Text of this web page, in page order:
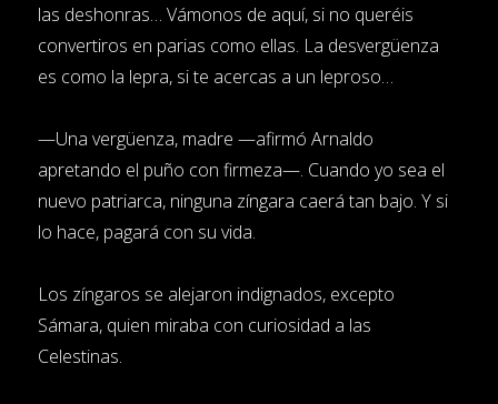
las deshonras… Vámonos de aquí, si no queréis
convertiros en parias como ellas. La desvergüenza
es como la lepra, si te acercas a un leproso…
—Una vergüenza, madre —afirmó Arnaldo
apretando el puño con firmeza—. Cuando yo sea el
nuevo patriarca, ninguna zíngara caerá tan bajo. Y si
lo hace, pagará con su vida.
Los zíngaros se alejaron indignados, excepto
Sámara, quien miraba con curiosidad a las
Celestinas.